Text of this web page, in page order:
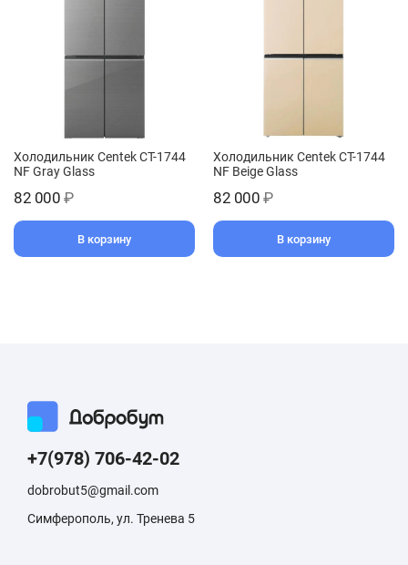
Холодильник Centek CT-1744
NF Gray Glass
82 000 ₽
В корзину
Холодильник Centek CT-1744
NF Beige Glass
82 000 ₽
В корзину
+7(978) 706-42-02
dobrobut5@gmail.com
Симферополь, ул. Тренева 5